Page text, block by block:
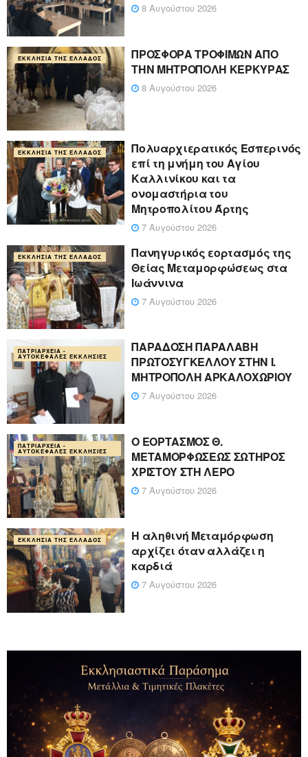
8 Αυγούστου 2026
ΕΚΚΛΗΣΊΑ ΤΗΣ ΕΛΛΆΔΟΣ
ΠΡΟΣΦΟΡΑ ΤΡΟΦΙΜΩΝ ΑΠΟ
ΤΗΝ ΜΗΤΡΟΠΟΛΗ ΚΕΡΚΥΡΑΣ
8 Αυγούστου 2026
ΕΚΚΛΗΣΊΑ ΤΗΣ ΕΛΛΆΔΟΣ
Πολυαρχιερατικός Εσπερινός
επί τη μνήμη του Αγίου
Καλλινίκου και τα
ονομαστήρια του
Μητροπολίτου Άρτης
7 Αυγούστου 2026
ΕΚΚΛΗΣΊΑ ΤΗΣ ΕΛΛΆΔΟΣ
Πανηγυρικός εορτασμός της
Θείας Μεταμορφώσεως στα
Ιωάννινα
7 Αυγούστου 2026
ΠΑΤΡΙΑΡΧΕΊΑ -
ΑΥΤΟΚΈΦΑΛΕΣ ΕΚΚΛΗΣΊΕΣ
ΠΑΡΑΔΟΣΗ ΠΑΡΑΛΑΒΗ
ΠΡΩΤΟΣΥΓΚΕΛΛΟΥ ΣΤΗΝ Ι.
ΜΗΤΡΟΠΟΛΗ ΑΡΚΑΛΟΧΩΡΙΟΥ
7 Αυγούστου 2026
ΠΑΤΡΙΑΡΧΕΊΑ -
ΑΥΤΟΚΈΦΑΛΕΣ ΕΚΚΛΗΣΊΕΣ
Ο ΕΟΡΤΑΣΜΟΣ Θ.
ΜΕΤΑΜΟΡΦΩΣΕΩΣ ΣΩΤΗΡΟΣ
ΧΡΙΣΤΟΥ ΣΤΗ ΛΕΡΟ
7 Αυγούστου 2026
ΕΚΚΛΗΣΊΑ ΤΗΣ ΕΛΛΆΔΟΣ
Η αληθινή Μεταμόρφωση
αρχίζει όταν αλλάζει η
καρδιά
7 Αυγούστου 2026